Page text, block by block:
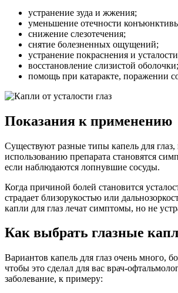
устранение зуда и жжения;
уменьшение отечности
снижение слезотечения;
снятие болезненных ощущений;
устранение покраснения и
восстановление слизистой оболочки;
помощь при катаракте, поражении
Показания к применению
Существуют разные типы капель для
использованию препарата становятся
если наблюдаются лопнувшие сосуды.
Когда причиной болей становится
страдает близорукостью или
капли для глаз лечат симптомы, но не
Как выбрать глазные
Вариантов капель для глаз очень много,
чтобы это сделал для вас врач-
заболевание, к примеру: